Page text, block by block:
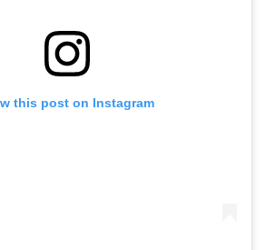
this post on Instagram